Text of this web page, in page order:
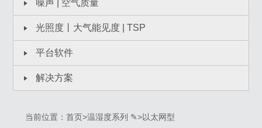
噪声 | 空气质量
光照度丨大气能见度 | TSP
平台软件
解决方案
当前位置： 首页>温湿度系列 ✎>以太网型